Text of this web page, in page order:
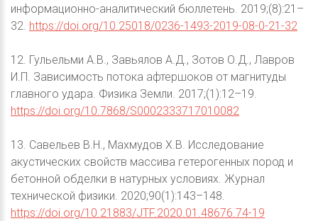
информационно-аналитический бюллетень. 2019;(8):21–
32. https://doi.org/10.25018/0236-1493-2019-08-0-21-32
12. Гульельми А.В., Завьялов А.Д., Зотов О.Д., Лавров
И.П. Зависимость потока афтершоков от магнитуды
главного удара. Физика Земли. 2017;(1):12–19.
https://doi.org/10.7868/S0002333717010082
13. Савельев В.Н., Махмудов Х.В. Исследование
акустических свойств массива гетерогенных пород и
бетонной обделки в натурных условиях. Журнал
технической физики. 2020;90(1):143–148.
https://doi.org/10.21883/JTF.2020.01.48676.74-19